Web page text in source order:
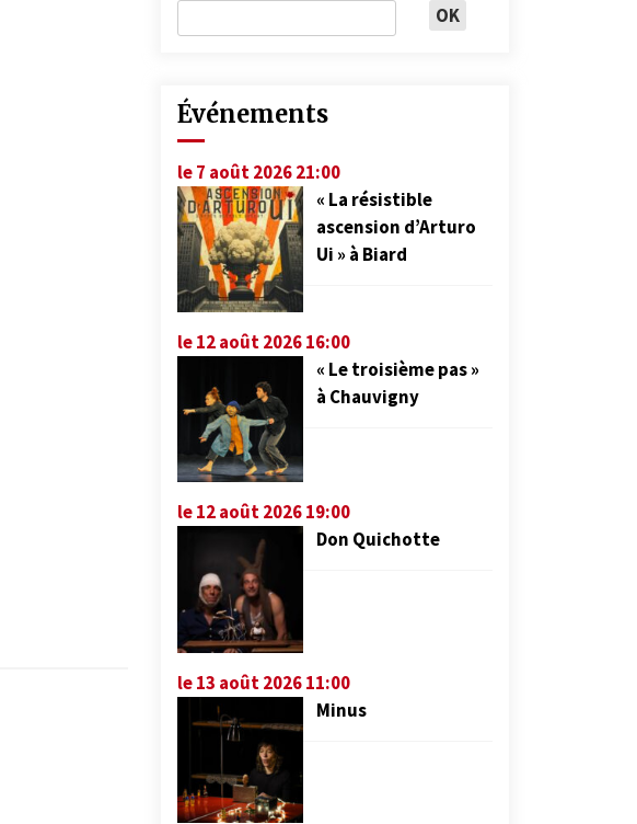
Événements
le 7 août 2026 21:00
« La résistible
ascension d’Arturo
Ui » à Biard
le 12 août 2026 16:00
« Le troisième pas »
à Chauvigny
le 12 août 2026 19:00
Don Quichotte
le 13 août 2026 11:00
Minus